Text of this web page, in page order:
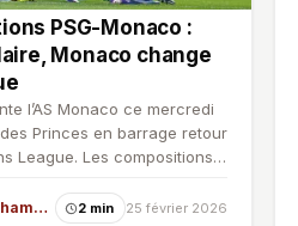
PSG-Monaco :
Monaco change
l’AS Monaco ce mercredi
Princes en barrage retour
League. Les compositions
Ligue des Champions 2 min 25 février 2026